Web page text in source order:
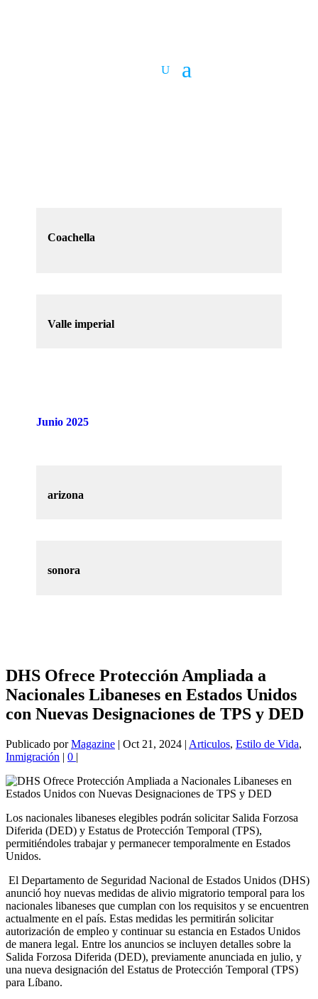
Coachella
Valle imperial
Junio 2025
arizona
sonora
DHS Ofrece Protección Ampliada a
Nacionales Libaneses en Estados Unidos
con Nuevas Designaciones de TPS y DED
Publicado porMagazine | Oct 21, 2024 | Articulos, Estilo de Vida,
Inmigración | 0 |
Los nacionales libaneses elegibles podrán solicitar Salida Forzosa
Diferida (DED) y Estatus de Protección Temporal (TPS),
permitiéndoles trabajar y permanecer temporalmente en Estados
Unidos.
El Departamento de Seguridad Nacional de Estados Unidos (DHS)
anunció hoy nuevas medidas de alivio migratorio temporal para los
nacionales libaneses que cumplan con los requisitos y se encuentren
actualmente en el país. Estas medidas les permitirán solicitar
autorización de empleo y continuar su estancia en Estados Unidos
de manera legal. Entre los anuncios se incluyen detalles sobre la
Salida Forzosa Diferida (DED), previamente anunciada en julio, y
una nueva designación del Estatus de Protección Temporal (TPS)
para Líbano.